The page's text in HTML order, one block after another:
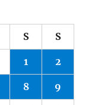
S S
1 2
8 9